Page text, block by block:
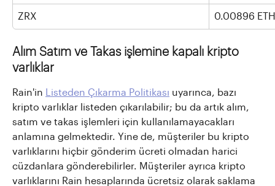
ZRX 0.00896 ETH
Alım Satım ve Takas işlemine kapalı kripto
varlıklar
Rain'in Listeden Çıkarma Politikası uyarınca, bazı
kripto varlıklar listeden çıkarılabilir; bu da artık alım,
satım ve takas işlemleri için kullanılamayacakları
anlamına gelmektedir. Yine de, müşteriler bu kripto
varlıklarını hiçbir gönderim ücreti olmadan harici
cüzdanlara gönderebilirler. Müşteriler ayrıca kripto
varlıklarını Rain hesaplarında ücretsiz olarak saklama